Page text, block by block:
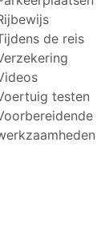
de reis
testen